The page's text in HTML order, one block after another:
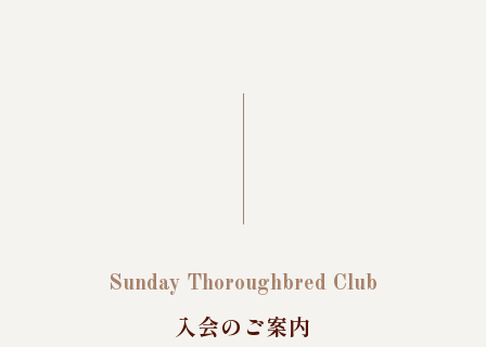
Sunday Thoroughbred Club
入会のご案内